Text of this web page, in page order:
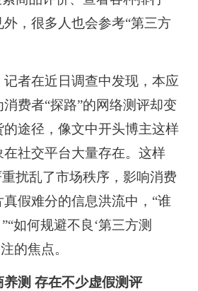
，很多人也会参考“第三方
者在近日调查中发现，本应
费者“探路”的网络测评却变
的途径，像文中开头博主这样
社交平台大量存在。这样
扰乱了市场秩序，影响消费
假难分的信息洪流中，“谁
如何规避不良‘第三方测
的焦点。
测 存在不少虚假测评